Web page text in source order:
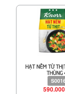
HẠT NÊM TỪ
THÙNG